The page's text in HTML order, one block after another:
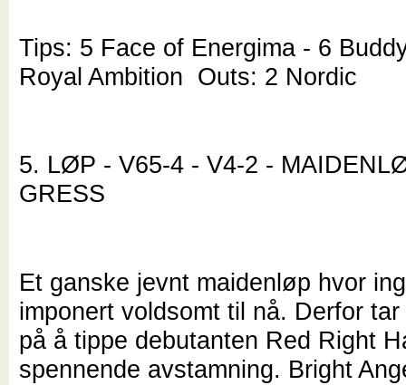
Tips: 5 Face of Energima - 6
Royal Ambition Outs: 2 Nordic
5. LØP - V65-4 - V4-2 -
GRESS
Et ganske jevnt maidenløp hvor
imponert voldsomt til nå. Derfor
på å tippe debutanten Red Right
spennende avstamning. Bright